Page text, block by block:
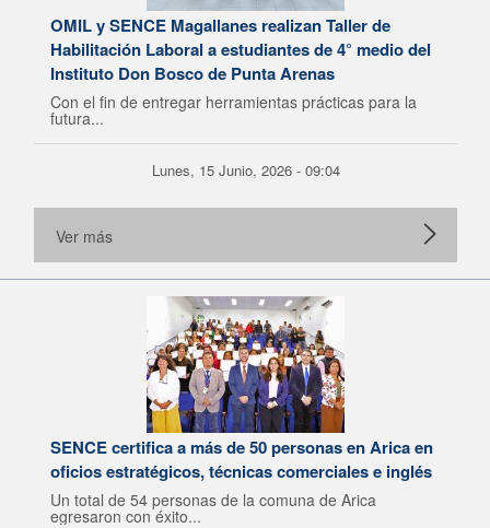
OMIL y SENCE Magallanes realizan Taller de
Habilitación Laboral a estudiantes de 4° medio del
Instituto Don Bosco de Punta Arenas
Con el fin de entregar herramientas prácticas para la
futura...
Lunes, 15 Junio, 2026 - 09:04
Ver más
SENCE certifica a más de 50 personas en Arica en
oficios estratégicos, técnicas comerciales e inglés
Un total de 54 personas de la comuna de Arica
egresaron con éxito...